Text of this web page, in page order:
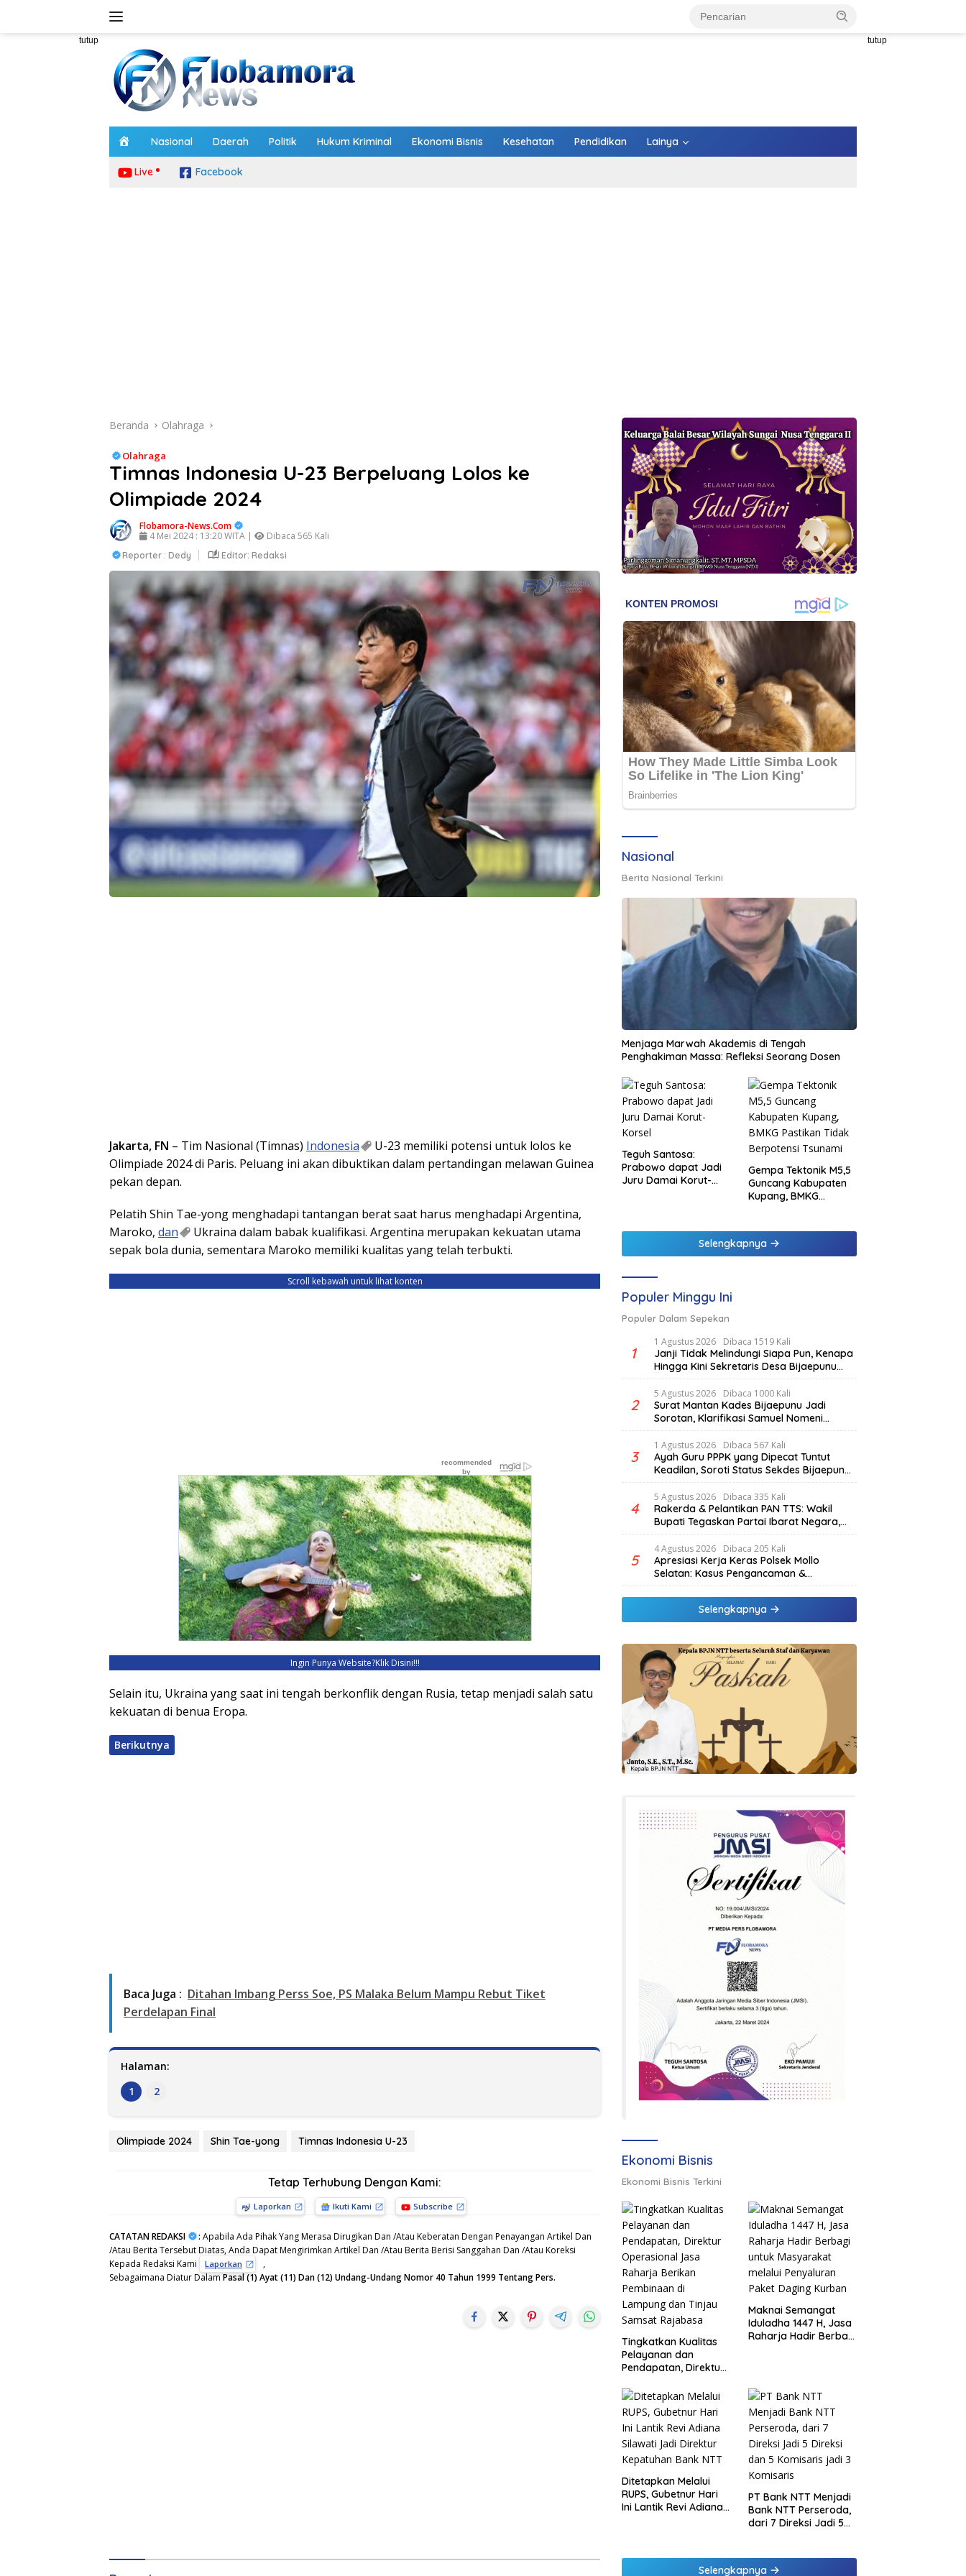
tutup tutup
o
m
e
Nasional Daerah Politik Hukum Kriminal Ekonomi Bisnis Kesehatan Pendidikan Lainya
Live Facebook
Beranda Olahraga
Olahraga
Timnas Indonesia U-23 Berpeluang Lolos ke
Olimpiade 2024
Flobamora-News.Com
4 Mei 2024 : 13:20 WITA |
Dibaca 565 Kali
Reporter : Dedy Editor: Redaksi
Jakarta, FN – Tim Nasional (Timnas) Indonesia
U-23 memiliki potensi untuk lolos ke
Olimpiade 2024 di Paris. Peluang ini akan dibuktikan dalam pertandingan melawan Guinea
pekan depan.
Pelatih Shin Tae-yong menghadapi tantangan berat saat harus menghadapi Argentina,
Maroko, dan
Ukraina dalam babak kualifikasi. Argentina merupakan kekuatan utama
sepak bola dunia, sementara Maroko memiliki kualitas yang telah terbukti.
Scroll kebawah untuk lihat konten
Ingin Punya Website?Klik Disini!!!
Selain itu, Ukraina yang saat ini tengah berkonflik dengan Rusia, tetap menjadi salah satu
kekuatan di benua Eropa.
Berikutnya
Baca Juga : Ditahan Imbang Perss Soe, PS Malaka Belum Mampu Rebut Tiket
Perdelapan Final
Halaman:
1
2
Olimpiade 2024 Shin Tae-yong Timnas Indonesia U-23
Tetap Terhubung Dengan Kami:
Laporkan Ikuti Kami Subscribe
CATATAN REDAKSI : Apabila Ada Pihak Yang Merasa Dirugikan Dan /Atau Keberatan Dengan Penayangan Artikel Dan
/Atau Berita Tersebut Diatas, Anda Dapat Mengirimkan Artikel Dan /Atau Berita Berisi Sanggahan Dan /Atau Koreksi
Kepada Redaksi Kami
Laporkan
,
Sebagaimana Diatur DalamPasal (1) Ayat (11) Dan (12) Undang-Undang Nomor 40 Tahun 1999 Tentang Pers.
Nasional
Berita Nasional Terkini
Menjaga Marwah Akademis di Tengah
Penghakiman Massa: Refleksi Seorang Dosen
Teguh Santosa:
Prabowo dapat Jadi
Juru Damai Korut-
Gempa Tektonik M5,5
Guncang Kabupaten
Kupang, BMKG
Selengkapnya
Populer Minggu Ini
Populer Dalam Sepekan
1
1 Agustus 2026 Dibaca 1519 Kali
Janji Tidak Melindungi Siapa Pun, Kenapa
Hingga Kini Sekretaris Desa Bijaepunu
Masih Aktif. Berikut penjelasan Ketua
Komisi I DPRD TTS.
2
5 Agustus 2026 Dibaca 1000 Kali
Surat Mantan Kades Bijaepunu Jadi
Sorotan, Klarifikasi Samuel Nomeni
Berbeda dengan Isi Dokumen yang
Beredar
3
1 Agustus 2026 Dibaca 567 Kali
Ayah Guru PPPK yang Dipecat Tuntut
Keadilan, Soroti Status Sekdes Bijaepunu
yang Masih Aktif Bekerja
4
5 Agustus 2026 Dibaca 335 Kali
Rakerda & Pelantikan PAN TTS: Wakil
Bupati Tegaskan Partai Ibarat Negara,
SPK Buka Kabar Sawah 3.000 Hektar &
Larangan Politik Uang
5
4 Agustus 2026 Dibaca 205 Kali
Apresiasi Kerja Keras Polsek Mollo
Selatan: Kasus Pengancaman &
Pencemaran Nama Baik Berakhir Damai
Selengkapnya
Ekonomi Bisnis
Ekonomi Bisnis Terkini
Tingkatkan Kualitas
Pelayanan dan
Pendapatan, Direktur
Raharja Berikan
Pembinaan di
Lampung dan Tinjau
Samsat Rajabasa
Maknai Semangat
Iduladha 1447 H, Jasa
Raharja Hadir Berbagi
Ditetapkan Melalui
RUPS, Gubetnur Hari
Ini Lantik Revi Adiana
PT Bank NTT Menjadi
Bank NTT Perseroda,
dari 7 Direksi Jadi 5
Komisaris
Selengkapnya